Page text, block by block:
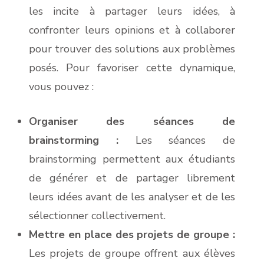
les incite à partager leurs idées, à
confronter leurs opinions et à collaborer
pour trouver des solutions aux problèmes
posés. Pour favoriser cette dynamique,
vous pouvez :
Organiser des séances de
brainstorming :Les séances de
brainstorming permettent aux étudiants
de générer et de partager librement
leurs idées avant de les analyser et de les
sélectionner collectivement.
Mettre en place des projets de groupe :
Les projets de groupe offrent aux élèves